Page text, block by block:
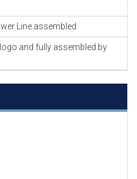
Line assembled
and fully assembled by